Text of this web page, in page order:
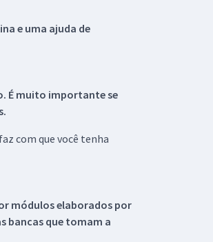
e uma ajuda de
É muito importante se
com que você tenha
módulos elaborados por
bancas que tomam a